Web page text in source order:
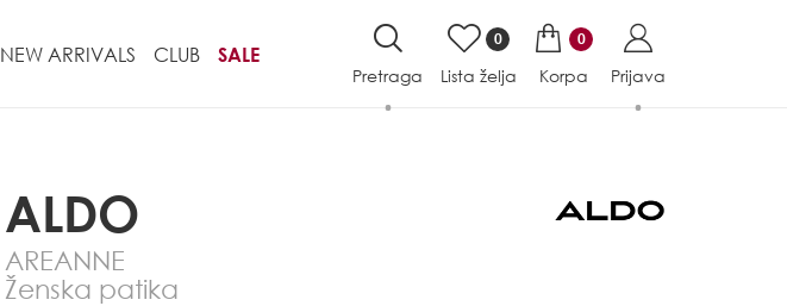
NEW ARRIVALS CLUB SALE
Pretraga
0
Lista želja
0
Korpa Prijava
ALDO
AREANNE
Ženska patika